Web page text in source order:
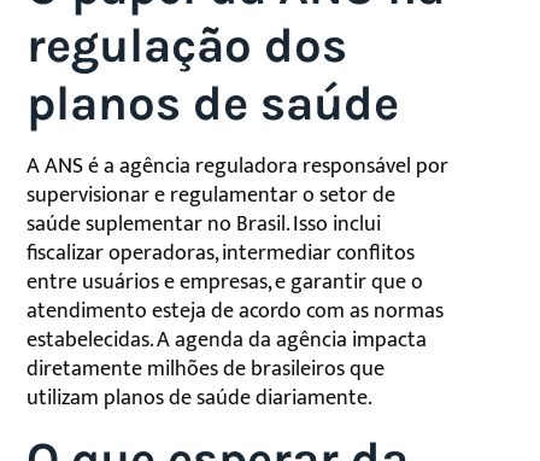
regulação dos
planos de saúde
A ANS é a agência reguladora responsável por
supervisionar e regulamentar o setor de
saúde suplementar no Brasil. Isso inclui
fiscalizar operadoras, intermediar conflitos
entre usuários e empresas, e garantir que o
atendimento esteja de acordo com as normas
estabelecidas. A agenda da agência impacta
diretamente milhões de brasileiros que
utilizam planos de saúde diariamente.